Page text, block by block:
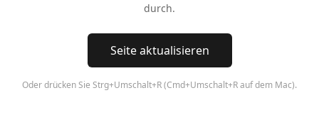
durch.
Seite aktualisieren
Oder drücken Sie Strg+Umschalt+R (Cmd+Umschalt+R auf dem Mac).